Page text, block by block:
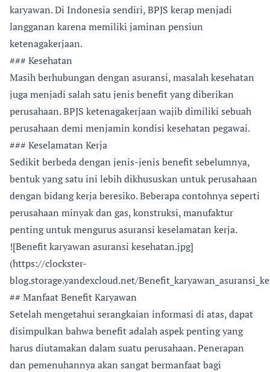
karyawan. Di Indonesia sendiri, BPJS kerap menjadi
langganan karena memiliki jaminan pensiun
ketenagakerjaan.
### Kesehatan
Masih berhubungan dengan asuransi, masalah kesehatan
juga menjadi salah satu jenis benefit yang diberikan
perusahaan. BPJS ketenagakerjaan wajib dimiliki sebuah
perusahaan demi menjamin kondisi kesehatan pegawai.
### Keselamatan Kerja
Sedikit berbeda dengan jenis-jenis benefit sebelumnya,
bentuk yang satu ini lebih dikhususkan untuk perusahaan
dengan bidang kerja beresiko. Beberapa contohnya seperti
perusahaan minyak dan gas, konstruksi, manufaktur
penting untuk mengurus asuransi keselamatan kerja.
![Benefit karyawan asuransi kesehatan.jpg]
(https://clockster-
blog.storage.yandexcloud.net/
## Manfaat Benefit Karyawan
Setelah mengetahui serangkaian informasi di atas, dapat
disimpulkan bahwa benefit adalah aspek penting yang
harus diutamakan dalam suatu perusahaan. Penerapan
dan pemenuhannya akan sangat bermanfaat bagi